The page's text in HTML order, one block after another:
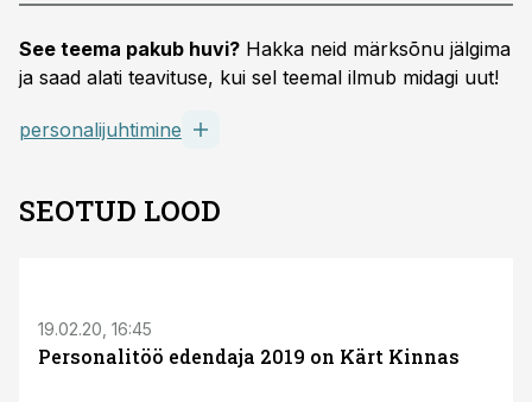
See teema pakub huvi? Hakka neid märksõnu jälgima
ja saad alati teavituse, kui sel teemal ilmub midagi uut!
personalijuhtimine
SEOTUD LOOD
19.02.20, 16:45
Personalitöö edendaja 2019 on Kärt Kinnas